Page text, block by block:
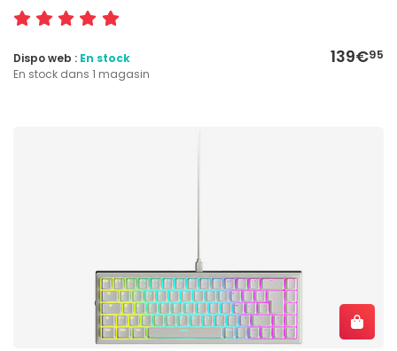
139€95
Dispo web : En stock
En stock dans 1 magasin